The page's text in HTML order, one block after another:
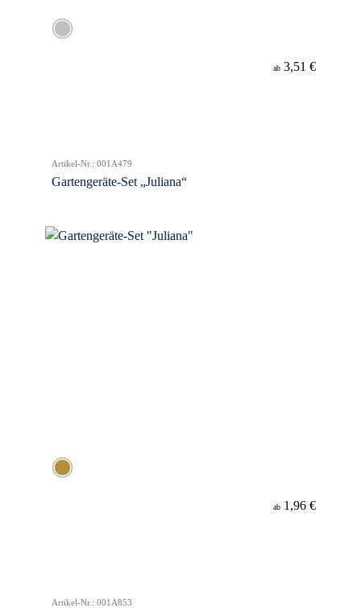
ab 3,51 €
Artikel-Nr.: 001A479
Gartengeräte-Set „Juliana“
ab 1,96 €
Artikel-Nr.: 001A853